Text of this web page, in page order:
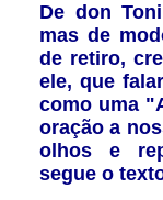
De don
mas de
de retiro,
ele, que
como uma
oração a
olhos e
segue o